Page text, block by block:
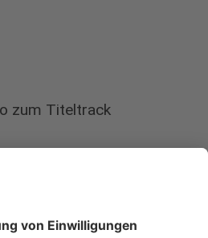
zum Titeltrack
in den USA vor der
ganz offenbar den Job